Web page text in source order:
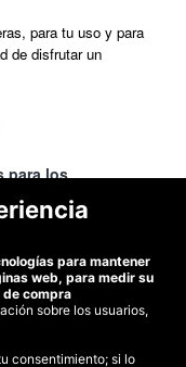
para tu uso y para
de disfrutar un
para los
FICC?
que ir a
sobre las diferentes
para que
Ignacio Pintor Kalea, 3
para mantener
web, para medir su
de compra
sobre los usuarios,
consentimiento; si lo